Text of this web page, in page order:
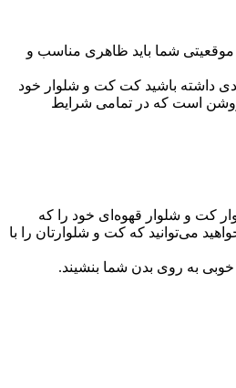
شما باید ظاهری مناسب و
داشته باشید کت کت و شلوار خود
روشن است که در تمامی شرایط
کت و شلوار قهوه‌ای خود را که
می‌توانید که کت و شلوارتان را با
خوبی به روی بدن شما بنشیند.